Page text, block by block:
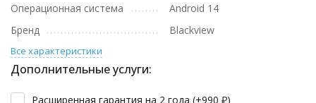
Операционная система
Android 14
Бренд
Blackview
Все характеристики
Дополнительные услуги:
Расширенная гарантия на 2 года (+990 ₽)